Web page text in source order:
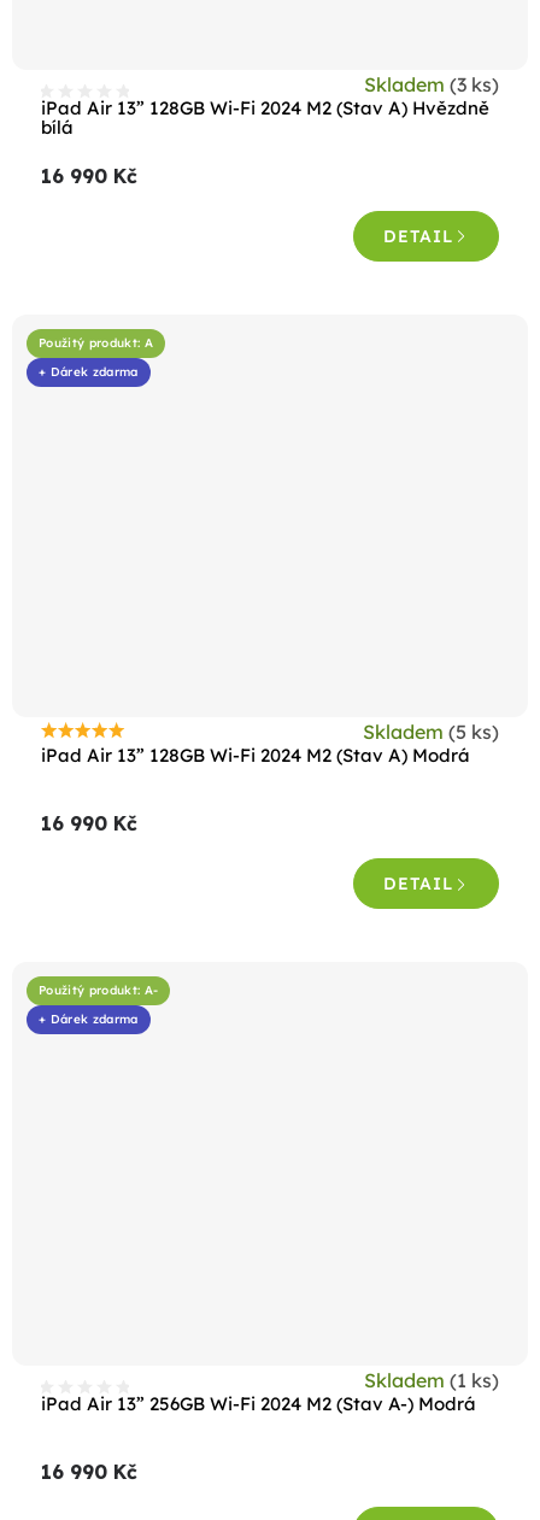
iPad Air 13” 128GB Wi-Fi 2024 M2 (Stav A) Hvězdně
bílá
Skladem (3 ks)
16 990 Kč
DETAIL
Použitý produkt: A
+ Dárek zdarma
iPad Air 13” 128GB Wi-Fi 2024 M2 (Stav A) Modrá
Průměrné
je
Skladem (5 ks)
16 990 Kč
DETAIL
Použitý produkt: A-
+ Dárek zdarma
iPad Air 13” 256GB Wi-Fi 2024 M2 (Stav A-) Modrá
Skladem (1 ks)
16 990 Kč